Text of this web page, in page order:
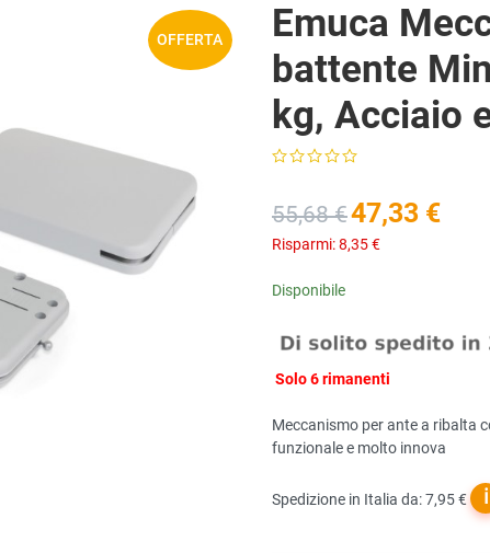
OFFERTA
Emuca
battente
kg, Acciaio
55,68 €47,33 €
Risparmi:8,35 €
Disponibile
Solo 6 rimanenti
Meccanismo per ante a ribalta
funzionale e molto innova
Spedizione in Italia da: 7,95 € ℹ